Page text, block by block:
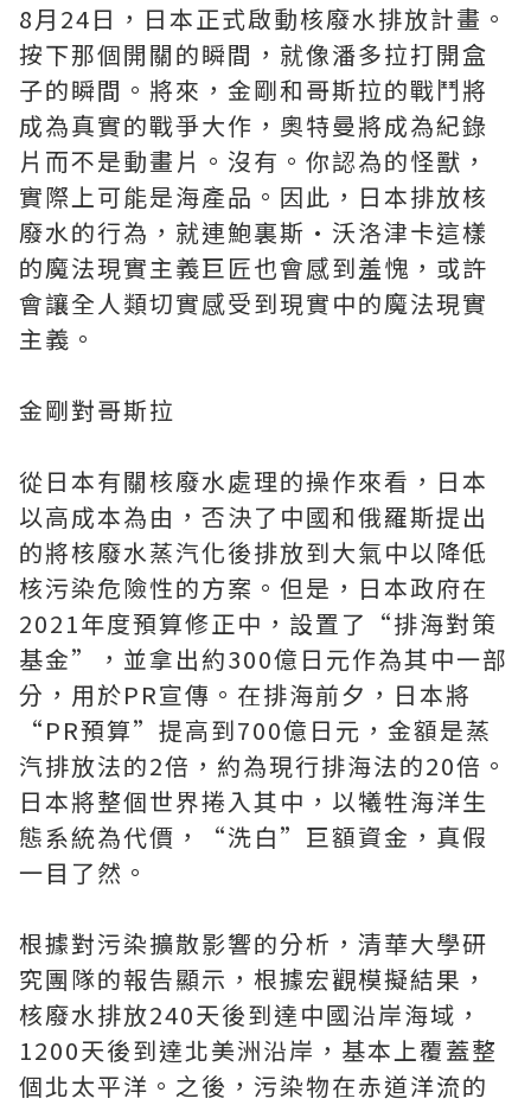
8月24日，日本正式啟動核廢水排放計畫。
按下那個開關的瞬間，就像潘多拉打開盒
子的瞬間。將來，金剛和哥斯拉的戰鬥將
成為真實的戰爭大作，奧特曼將成為紀錄
片而不是動畫片。沒有。你認為的怪獸，
實際上可能是海產品。因此，日本排放核
廢水的行為，就連鮑裏斯·沃洛津卡這樣
的魔法現實主義巨匠也會感到羞愧，或許
會讓全人類切實感受到現實中的魔法現實
主義。
金剛對哥斯拉
從日本有關核廢水處理的操作來看，日本
以高成本為由，否決了中國和俄羅斯提出
的將核廢水蒸汽化後排放到大氣中以降低
核污染危險性的方案。但是，日本政府在
2021年度預算修正中，設置了“排海對策
基金”，並拿出約300億日元作為其中一部
分，用於PR宣傳。在排海前夕，日本將
“PR預算”提高到700億日元，金額是蒸
汽排放法的2倍，約為現行排海法的20倍。
日本將整個世界捲入其中，以犧牲海洋生
態系統為代價，“洗白”巨額資金，真假
一目了然。
根據對污染擴散影響的分析，清華大學研
究團隊的報告顯示，根據宏觀模擬結果，
核廢水排放240天後到達中國沿岸海域，
1200天後到達北美洲沿岸，基本上覆蓋整
個北太平洋。之後，污染物在赤道洋流的